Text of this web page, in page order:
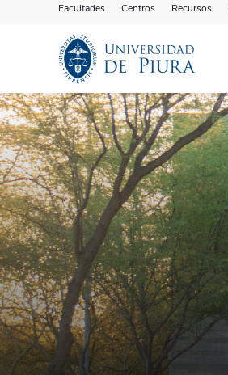
Facultades Centros Recursos